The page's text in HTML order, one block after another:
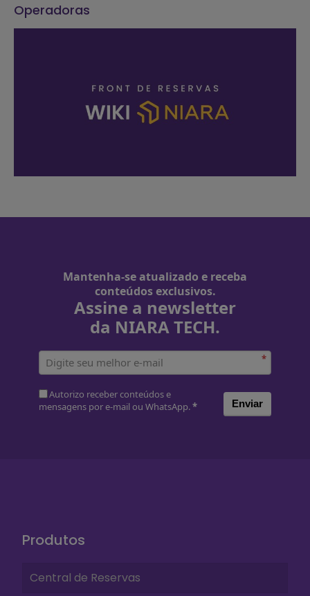
Operadoras
Mantenha-se atualizado e receba
conteúdos exclusivos.
Assine a newsletter
da NIARA TECH.
*
Autorizo receber conteúdos e
mensagens por e-mail ou WhatsApp.* Enviar
Produtos
Central de Reservas